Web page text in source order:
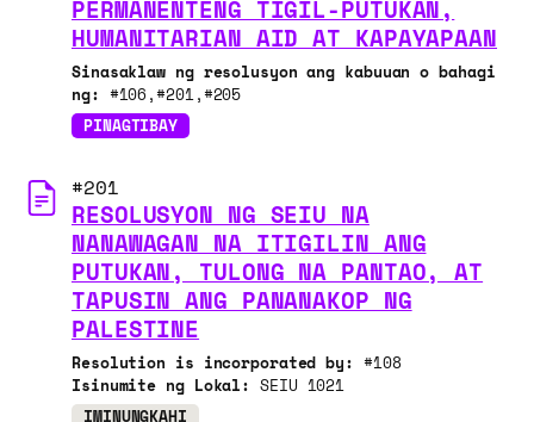
PERMANENTENG TIGIL-PUTUKAN,
HUMANITARIAN AID AT KAPAYAPAAN
Sinasaklaw ng resolusyon ang kabuuan o bahagi
ng:
#106 #201
#205
PINAGTIBAY
#201
RESOLUSYON NG SEIU NA
NANAWAGAN NA ITIGILIN ANG
PUTUKAN, TULONG NA PANTAO, AT
TAPUSIN ANG PANANAKOP NG
PALESTINE
Resolution is incorporated by: #108
Isinumite ng Lokal: SEIU 1021
IMINUNGKAHI